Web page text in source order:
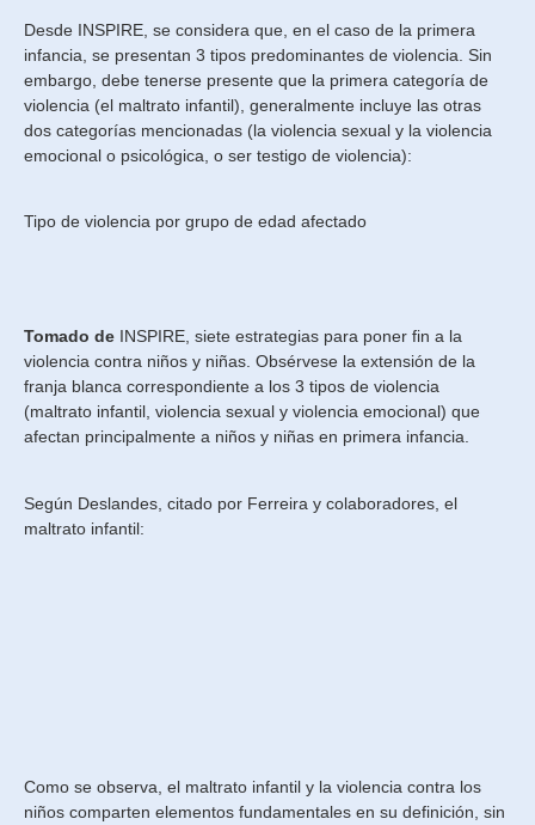
Desde INSPIRE, se considera que, en el caso de la primera
infancia, se presentan 3 tipos predominantes de violencia. Sin
embargo, debe tenerse presente que la primera categoría de
violencia (el maltrato infantil), generalmente incluye las otras
dos categorías mencionadas (la violencia sexual y la violencia
emocional o psicológica, o ser testigo de violencia):
Tipo de violencia por grupo de edad afectado
Tomado de INSPIRE, siete estrategias para poner fin a la
violencia contra niños y niñas. Obsérvese la extensión de la
franja blanca correspondiente a los 3 tipos de violencia
(maltrato infantil, violencia sexual y violencia emocional) que
afectan principalmente a niños y niñas en primera infancia.
Según Deslandes, citado por Ferreira y colaboradores, el
maltrato infantil:
Como se observa, el maltrato infantil y la violencia contra los
niños comparten elementos fundamentales en su definición, sin